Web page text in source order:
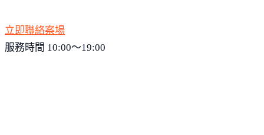
立即聯絡案場
服務時間 10:00～19:00